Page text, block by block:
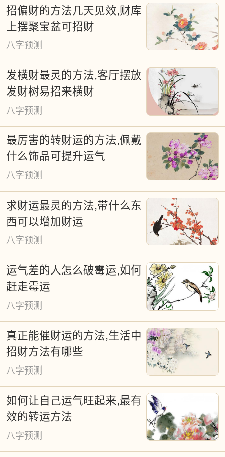
教仪式等诸多领域。古谚"得天时得地利"深
刻揭示了时空选择的重要性。尽管现代通
书标注通用吉日，但个体命理差异要求个
性化择日方案。本平台基于天体运行规律
研发的智能择日系统，为婚嫁、迁居、开
业等重要事项提供精准时空建议，既传承
古法精髓，又融入现代算法，持续提供免
费公共服务。
招偏财的方法几天见效,财库
上摆聚宝盆可招财
八字预测
发横财最灵的方法,客厅摆放
发财树易招来横财
八字预测
最厉害的转财运的方法,佩戴
什么饰品可提升运气
八字预测
求财运最灵的方法,带什么东
西可以增加财运
八字预测
运气差的人怎么破霉运,如何
赶走霉运
八字预测
真正能催财运的方法,生活中
招财方法有哪些
八字预测
如何让自己运气旺起来,最有
效的转运方法
八字预测